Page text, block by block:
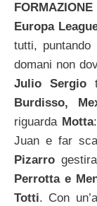
FORMAZIONE
Europa
tutti,
domani non
Julio Sergio
Burdisso,
riguarda Motta
Juan e far
Pizarro
Perrotta e
Totti. Con